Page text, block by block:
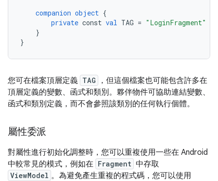
companion object {
private const val TAG = "LoginFragment"
}
}
您可在檔案頂層定義 TAG
，但這個檔案也可能包含許多在
頂層定義的變數、函式和類別。夥伴物件可協助連結變數、
函式和類別定義，而不會參照該類別的任何執行個體。
屬性委派
對屬性進行初始化調整時，您可以重複使用一些在 Android
中較常見的模式，例如在 Fragment 中存取
ViewModel 。為避免產生重複的程式碼，您可以使用